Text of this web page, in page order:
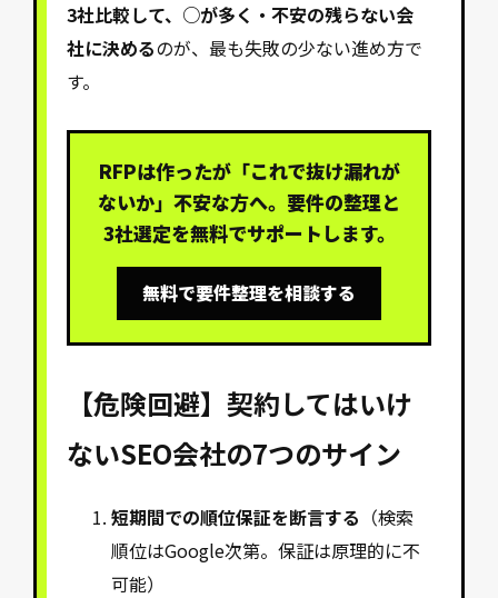
3社比較して、○が多く・不安の残らない会
社に決めるのが、最も失敗の少ない進め方で
す。
RFPは作ったが「これで抜け漏れが
ないか」不安な方へ。要件の整理と
3社選定を無料でサポートします。
無料で要件整理を相談する
【危険回避】契約してはいけ
ないSEO会社の7つのサイン
短期間での順位保証を断言する （検索
順位はGoogle次第。保証は原理的に不
可能）